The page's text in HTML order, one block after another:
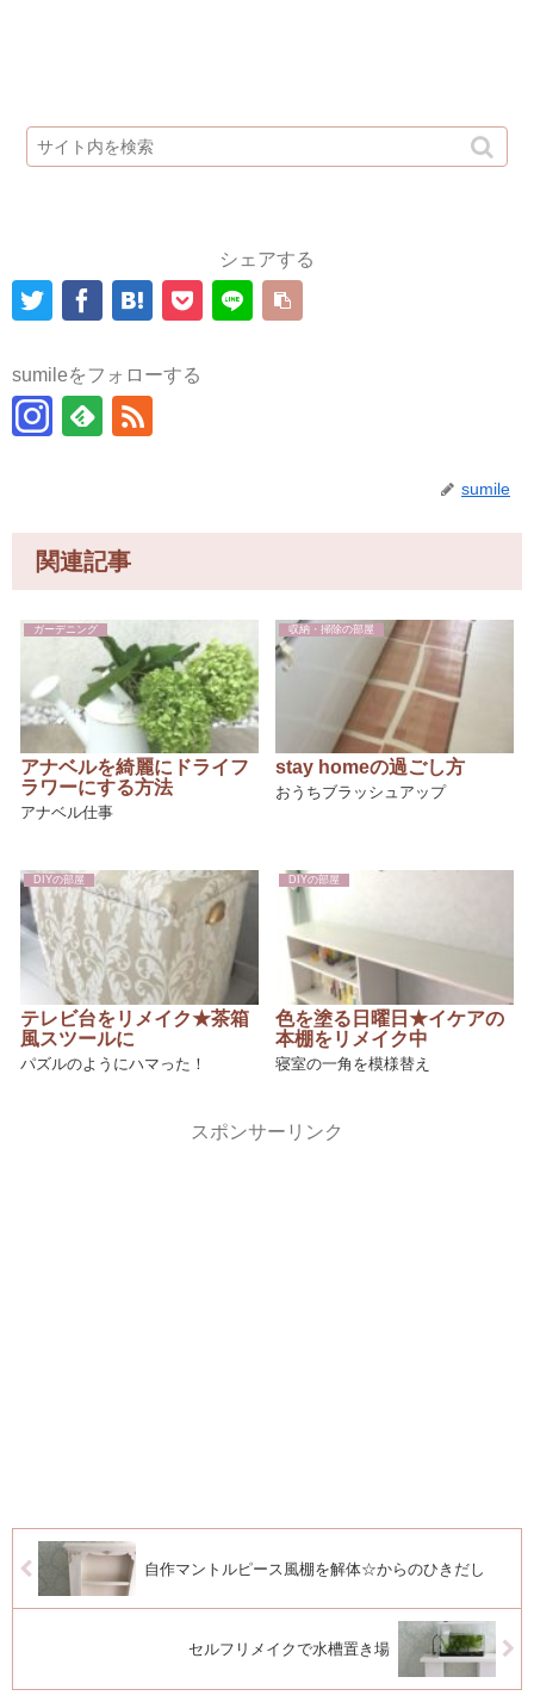
シェアする
sumileをフォローする
sumile
関連記事
ガーデニング
アナベルを綺麗にドライフ
ラワーにする方法
アナベル仕事
収納・掃除の部屋
stay homeの過ごし方
おうちブラッシュアップ
DIYの部屋
テレビ台をリメイク★茶箱
風スツールに
パズルのようにハマった！
DIYの部屋
色を塗る日曜日★イケアの
本棚をリメイク中
寝室の一角を模様替え
スポンサーリンク
自作マントルピース風棚を解体☆からのひきだし
セルフリメイクで水槽置き場